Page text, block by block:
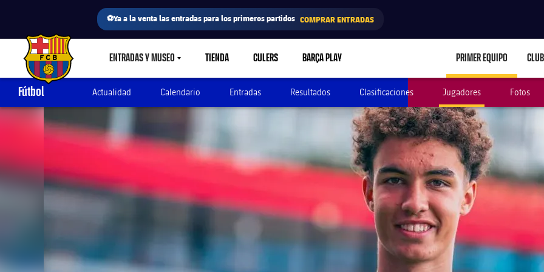
⚽Ya a la venta las entradas para los primeros partidos COMPRAR ENTRADAS
FC Barcelona club badge ENTRADAS Y MUSEOLABEL.SHARE.CARETDOWN
TIENDA CULERS BARÇA PLAY PRIMER EQUIPO CLUB
Fútbol Actualidad Calendario Entradas Resultados Clasificaciones Jugadores Fotos